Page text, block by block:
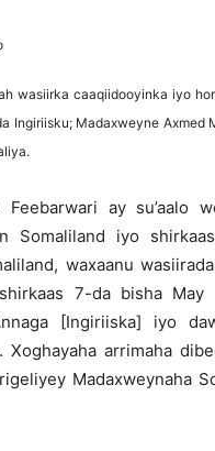
wasiirka caaqiidooyinka iyo
Ingiriisku; Madaxweyne Axmed
ay su’aalo
Somaliland iyo
waxaanu wasiirada
7-da bisha May
[Ingiriiska] iyo
arrimaha
Madaxweynaha